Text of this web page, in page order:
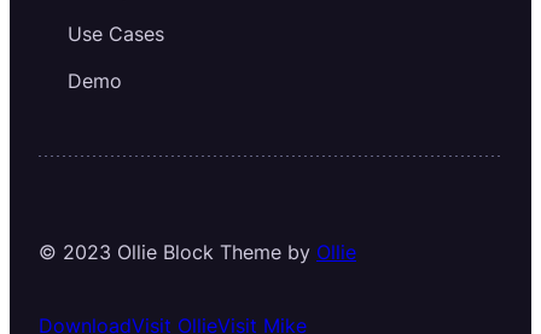
Use Cases
Demo
© 2023 Ollie Block Theme by Ollie
DownloadVisit OllieVisit Mike